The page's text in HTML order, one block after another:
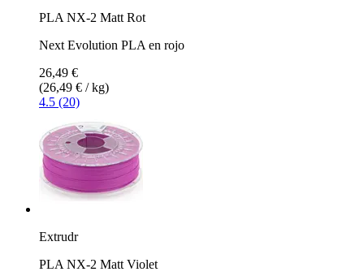
PLA NX-2 Matt Rot
Next Evolution PLA en rojo
26,49 €
(26,49 € / kg)
4.5 (20)
Extrudr
PLA NX-2 Matt Violet